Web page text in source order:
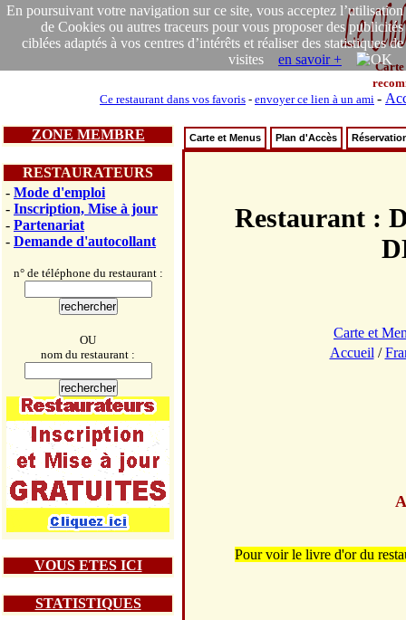
En poursuivant votre navigation sur ce site, vous acceptez l’utilisation
de Cookies ou autres traceurs pour vous proposer des publicités
ciblées adaptés à vos centres d’intérêts et réaliser des statistiques de
visites en savoir +
Carte
Ce restaurant dans vos favoris - envoyer ce lien à un ami -
ZONE MEMBRE
RESTAURATEURS
- Mode d'emploi
- Inscription, Mise à jour
- Partenariat
- Demande d'autocollant
n° de téléphone du restaurant :
OU
nom du restaurant :
VOUS ETES ICI
STATISTIQUES
Carte et Menus Plan d'Accès
Restaurant :
Carte et
Accueil /
Pour voir le livre d'or du